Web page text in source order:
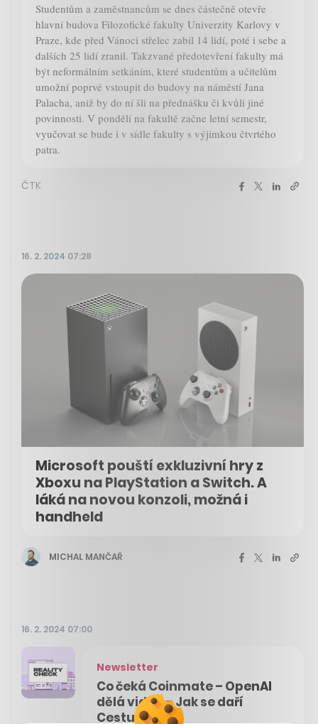
Studentům a zaměstnancům se dnes částečně otevře
hlavní budova Filozofické fakulty Univerzity Karlovy v
Praze, kde před Vánoci střelec zabil 14 lidí, poté i sebe a
dalších 25 lidí zranil. Takzvané předotevření fakulty má
být neformálním setkáním, které studentům a učitelům
umožní poprvé vstoupit do budovy na náměstí Jana
Palacha, aniž by do ní šli na přednášku či kvůli jiné
povinnosti. V pondělí na fakultě začne letní semestr,
vyučovat se bude i v sídle fakulty s výjimkou čtvrtého
patra.
ČTK
16. 2. 2024 07:28
Microsoft pouští exkluzivní hry z
Xboxu na PlayStation a Switch. A
láká na novou konzoli, možná i
handheld
MICHAL MANČAŘ
16. 2. 2024 07:00
Newsletter
Co čeká Coinmate – OpenAI
dělá videa – Jak se daří
Cestujlevně